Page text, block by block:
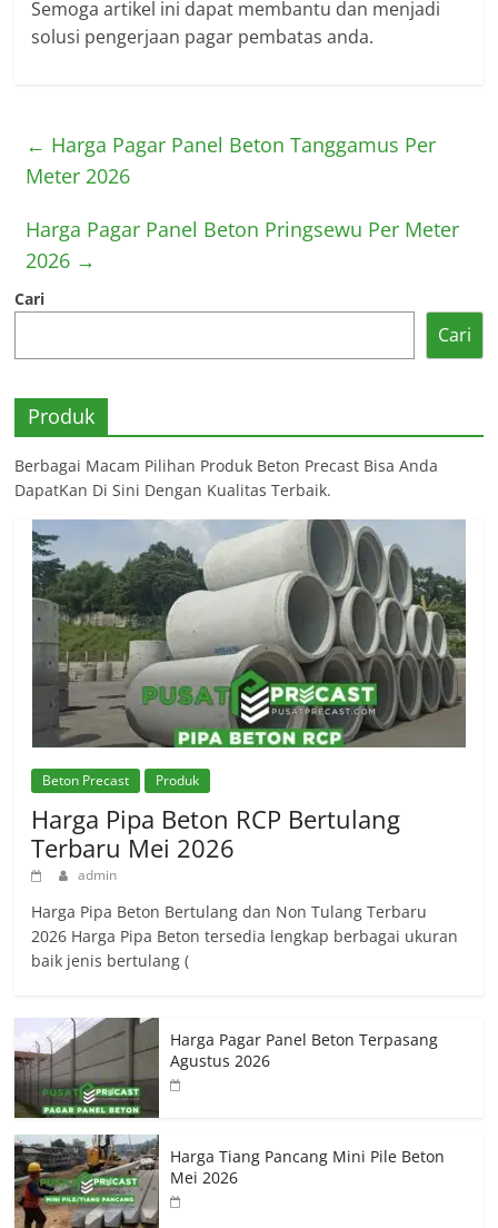
Semoga artikel ini dapat membantu dan menjadi
solusi pengerjaan pagar pembatas anda.
← Harga Pagar Panel Beton Tanggamus Per
Meter 2026
Harga Pagar Panel Beton Pringsewu Per Meter
2026 →
Cari
Cari
Produk
Berbagai Macam Pilihan Produk Beton Precast Bisa Anda
DapatKan Di Sini Dengan Kualitas Terbaik.
Beton Precast Produk
Harga Pipa Beton RCP Bertulang
Terbaru Mei 2026
admin
Harga Pipa Beton Bertulang dan Non Tulang Terbaru
2026 Harga Pipa Beton tersedia lengkap berbagai ukuran
baik jenis bertulang (
Harga Pagar Panel Beton Terpasang
Agustus 2026
Harga Tiang Pancang Mini Pile Beton
Mei 2026